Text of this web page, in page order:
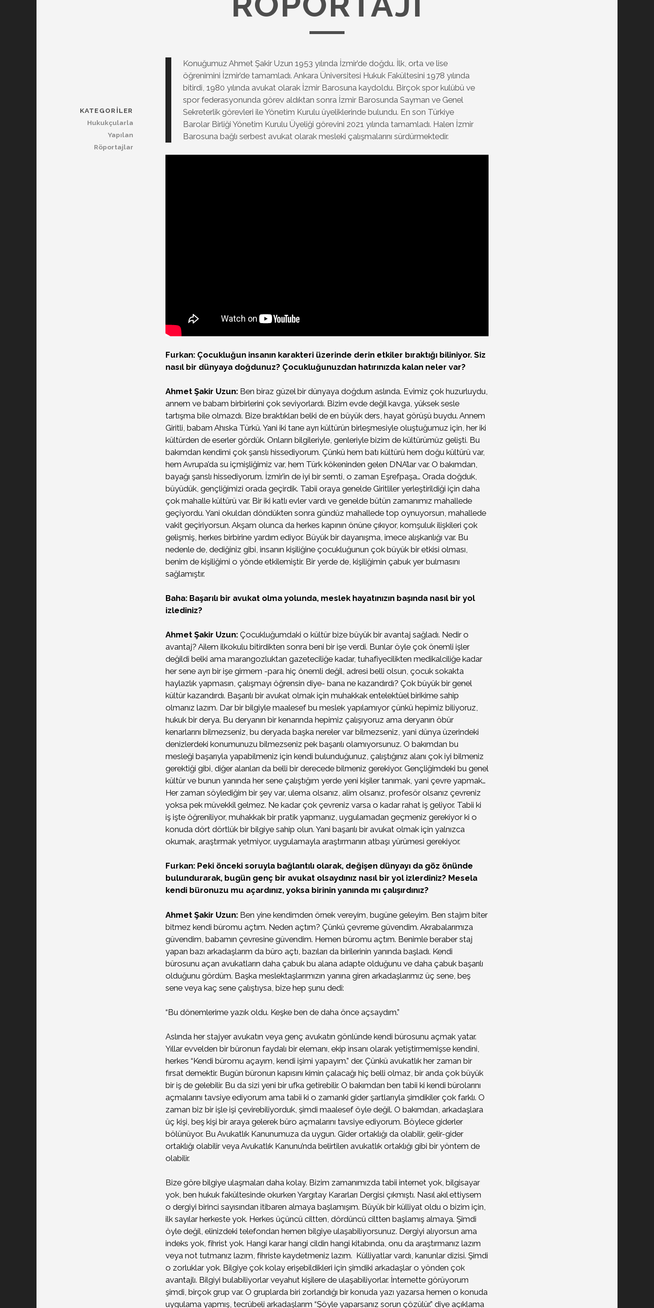
Konuğumuz Ahmet Şakir Uzun 1953 yılında İzmir’de doğdu. İlk, orta ve lise
öğrenimini İzmir’de tamamladı. Ankara Üniversitesi Hukuk Fakültesini 1978 yılında
bitirdi, 1980 yılında avukat olarak İzmir Barosuna kaydoldu. Birçok spor kulübü ve
spor federasyonunda görev aldıktan sonra İzmir Barosunda Sayman ve Genel
Sekreterlik görevleri ile Yönetim Kurulu üyeliklerinde bulundu. En son Türkiye
Barolar Birliği Yönetim Kurulu Üyeliği görevini 2021 yılında tamamladı. Halen İzmir
Barosuna bağlı serbest avukat olarak mesleki çalışmalarını sürdürmektedir.
Furkan: Çocukluğun insanın karakteri üzerinde derin etkiler bıraktığı biliniyor. Siz
nasıl bir dünyaya doğdunuz? Çocukluğunuzdan hatırınızda kalan neler var?
Ahmet Şakir Uzun: Ben biraz güzel bir dünyaya doğdum aslında. Evimiz çok huzurluydu,
annem ve babam birbirlerini çok seviyorlardı. Bizim evde değil kavga, yüksek sesle
tartışma bile olmazdı. Bize bıraktıkları belki de en büyük ders, hayat görüşü buydu. Annem
Giritli, babam Ahıska Türkü. Yani iki tane ayrı kültürün birleşmesiyle oluştuğumuz için, her iki
kültürden de eserler gördük. Onların bilgileriyle, genleriyle bizim de kültürümüz gelişti. Bu
bakımdan kendimi çok şanslı hissediyorum. Çünkü hem batı kültürü hem doğu kültürü var,
hem Avrupa’da su içmişliğimiz var, hem Türk kökeninden gelen DNA’lar var. O bakımdan,
bayağı şanslı hissediyorum. İzmir’in de iyi bir semti, o zaman Eşrefpaşa… Orada doğduk,
büyüdük, gençliğimizi orada geçirdik. Tabii oraya genelde Giritliler yerleştirildiği için daha
çok mahalle kültürü var. Bir iki katlı evler vardı ve genelde bütün zamanımız mahallede
geçiyordu. Yani okuldan döndükten sonra gündüz mahallede top oynuyorsun, mahallede
vakit geçiriyorsun. Akşam olunca da herkes kapının önüne çıkıyor, komşuluk ilişkileri çok
gelişmiş, herkes birbirine yardım ediyor. Büyük bir dayanışma, imece alışkanlığı var. Bu
nedenle de, dediğiniz gibi, insanın kişiliğine çocukluğunun çok büyük bir etkisi olması,
benim de kişiliğimi o yönde etkilemiştir. Bir yerde de, kişiliğimin çabuk yer bulmasını
sağlamıştır.
Baha: Başarılı bir avukat olma yolunda, meslek hayatınızın başında nasıl bir yol
izlediniz?
Ahmet Şakir Uzun: Çocukluğumdaki o kültür bize büyük bir avantaj sağladı. Nedir o
avantaj? Ailem ilkokulu bitirdikten sonra beni bir işe verdi. Bunlar öyle çok önemli işler
değildi belki ama marangozluktan gazeteciliğe kadar, tuhafiyecilikten medikalciliğe kadar
her sene ayrı bir işe girmem -para hiç önemli değil, adresi belli olsun, çocuk sokakta
haylazlık yapmasın, çalışmayı öğrensin diye- bana ne kazandırdı? Çok büyük bir genel
kültür kazandırdı. Başarılı bir avukat olmak için muhakkak entelektüel birikime sahip
olmanız lazım. Dar bir bilgiyle maalesef bu meslek yapılamıyor çünkü hepimiz biliyoruz,
hukuk bir derya. Bu deryanın bir kenarında hepimiz çalışıyoruz ama deryanın öbür
kenarlarını bilmezseniz, bu deryada başka nereler var bilmezseniz, yani dünya üzerindeki
denizlerdeki konumunuzu bilmezseniz pek başarılı olamıyorsunuz. O bakımdan bu
mesleği başarıyla yapabilmeniz için kendi bulunduğunuz, çalıştığınız alanı çok iyi bilmeniz
gerektiği gibi, diğer alanları da belli bir derecede bilmeniz gerekiyor. Gençliğimdeki bu genel
kültür ve bunun yanında her sene çalıştığım yerde yeni kişiler tanımak, yani çevre yapmak…
Her zaman söylediğim bir şey var, ulema olsanız, alim olsanız, profesör olsanız çevreniz
yoksa pek müvekkil gelmez. Ne kadar çok çevreniz varsa o kadar rahat iş geliyor. Tabii ki
iş işte öğreniliyor, muhakkak bir pratik yapmanız, uygulamadan geçmeniz gerekiyor ki o
konuda dört dörtlük bir bilgiye sahip olun. Yani başarılı bir avukat olmak için yalnızca
okumak, araştırmak yetmiyor, uygulamayla araştırmanın atbaşı yürümesi gerekiyor.
Furkan: Peki önceki soruyla bağlantılı olarak, değişen dünyayı da göz önünde
bulundurarak, bugün genç bir avukat olsaydınız nasıl bir yol izlerdiniz? Mesela
kendi büronuzu mu açardınız, yoksa birinin yanında mı çalışırdınız?
Ahmet Şakir Uzun: Ben yine kendimden örnek vereyim, bugüne geleyim. Ben stajım biter
bitmez kendi büromu açtım. Neden açtım? Çünkü çevreme güvendim. Akrabalarımıza
güvendim, babamın çevresine güvendim. Hemen büromu açtım. Benimle beraber staj
yapan bazı arkadaşlarım da büro açtı, bazıları da birilerinin yanında başladı. Kendi
bürosunu açan avukatların daha çabuk bu alana adapte olduğunu ve daha çabuk başarılı
olduğunu gördüm. Başka meslektaşlarımızın yanına giren arkadaşlarımız üç sene, beş
sene veya kaç sene çalıştıysa, bize hep şunu dedi:
“Bu dönemlerime yazık oldu. Keşke ben de daha önce açsaydım.”
Aslında her stajyer avukatın veya genç avukatın gönlünde kendi bürosunu açmak yatar.
Yıllar evvelden bir büronun faydalı bir elemanı, ekip insanı olarak yetiştirmemişse kendini,
herkes “Kendi büromu açayım, kendi işimi yapayım.” der. Çünkü avukatlık her zaman bir
fırsat demektir. Bugün büronun kapısını kimin çalacağı hiç belli olmaz, bir anda çok büyük
bir iş de gelebilir. Bu da sizi yeni bir ufka getirebilir. O bakımdan ben tabii ki kendi bürolarını
açmalarını tavsiye ediyorum ama tabii ki o zamanki gider şartlarıyla şimdikiler çok farklı. O
zaman biz bir işle işi çevirebiliyorduk, şimdi maalesef öyle değil. O bakımdan, arkadaşlara
üç kişi, beş kişi bir araya gelerek büro açmalarını tavsiye ediyorum. Böylece giderler
bölünüyor. Bu Avukatlık Kanunumuza da uygun. Gider ortaklığı da olabilir, gelir-gider
ortaklığı olabilir veya Avukatlık Kanunu’nda belirtilen avukatlık ortaklığı gibi bir yöntem de
olabilir.
Bize göre bilgiye ulaşmaları daha kolay. Bizim zamanımızda tabii internet yok, bilgisayar
yok, ben hukuk fakültesinde okurken Yargıtay Kararları Dergisi çıkmıştı. Nasıl akıl ettiysem
o dergiyi birinci sayısından itibaren almaya başlamışım. Büyük bir külliyat oldu o bizim için,
ilk sayılar herkeste yok. Herkes üçüncü ciltten, dördüncü ciltten başlamış almaya. Şimdi
öyle değil, elinizdeki telefondan hemen bilgiye ulaşabiliyorsunuz. Dergiyi alıyorsun ama
indeks yok, fihrist yok. Hangi karar hangi cildin hangi kitabında, onu da araştırmanız lazım
veya not tutmanız lazım, fihriste kaydetmeniz lazım. Külliyatlar vardı, kanunlar dizisi. Şimdi
o zorluklar yok. Bilgiye çok kolay erişebildikleri için şimdiki arkadaşlar o yönden çok
avantajlı. Bilgiyi bulabiliyorlar veyahut kişilere de ulaşabiliyorlar. İnternette görüyorum
şimdi, birçok grup var. O gruplarda biri zorlandığı bir konuda yazı yazarsa hemen o konuda
uygulama yapmış, tecrübeli arkadaşlarım “Şöyle yaparsanız sorun çözülür.” diye açıklama
KATEGORILER
Hukukçularla
Yapılan
Röportajlar